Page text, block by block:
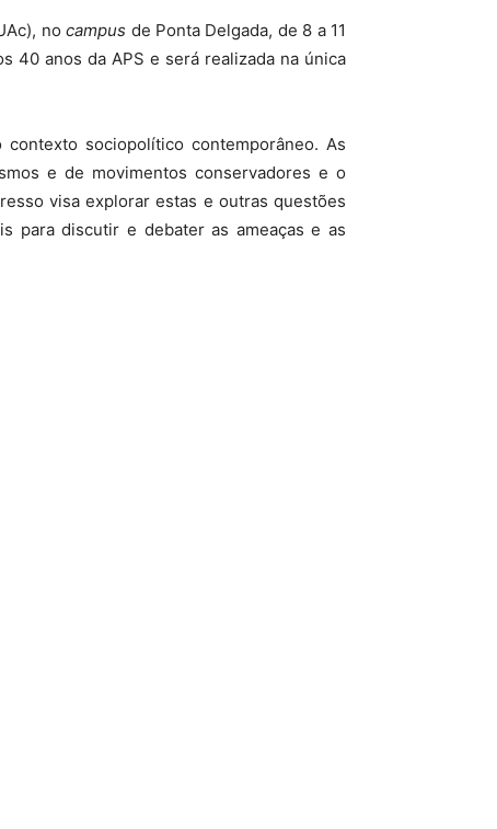
nocampus de Ponta Delgada, de 8 a 11
40 anos da APS e será realizada na única
sociopolítico contemporâneo. As
e de movimentos conservadores e o
visa explorar estas e outras questões
para discutir e debater as ameaças e as